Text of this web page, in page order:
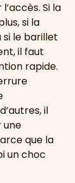
Si la
si la
le barillet
il faut
rapide.
il
une
que la
un choc